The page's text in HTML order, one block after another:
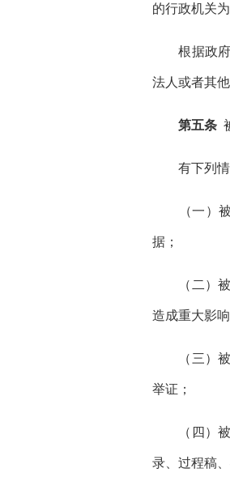
的行政机关为
根据政府信
法人或者其
第五条
有下列情
（一）被
据；
（二）被告
造成重大影响
（三）被告
举证；
（四）被告
录、过程稿